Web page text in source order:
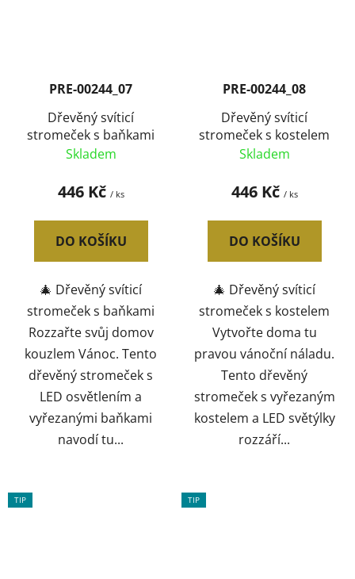
PRE-00244_07
Dřevěný svíticí
stromeček s baňkami
Skladem
446 Kč / ks
DO KOŠÍKU
🎄 Dřevěný svíticí
stromeček s baňkami
Rozzařte svůj domov
kouzlem Vánoc. Tento
dřevěný stromeček s
LED osvětlením a
vyřezanými baňkami
navodí tu...
PRE-00244_08
Dřevěný svíticí
stromeček s kostelem
Skladem
446 Kč / ks
DO KOŠÍKU
🎄 Dřevěný svíticí
stromeček s kostelem
Vytvořte doma tu
pravou vánoční náladu.
Tento dřevěný
stromeček s vyřezaným
kostelem a LED světýlky
rozzáří...
TIP TIP